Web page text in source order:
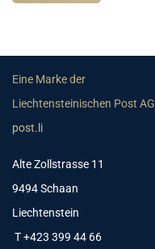
Eine Marke der
Liechtensteinischen Post AG
post.li
Alte Zollstrasse 11
9494 Schaan
Liechtenstein
T +423 399 44 66